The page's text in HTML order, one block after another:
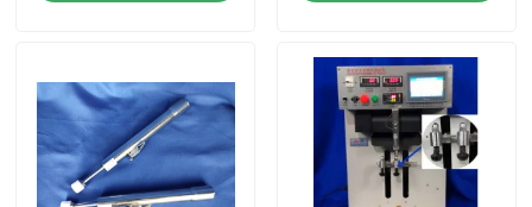
Haus
Produkte